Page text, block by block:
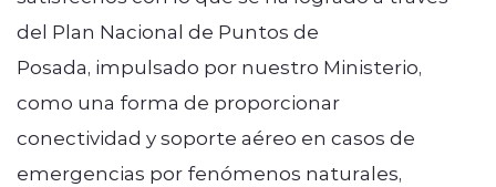
del Plan Nacional de Puntos de
Posada, impulsado por nuestro Ministerio,
como una forma de proporcionar
conectividad y soporte aéreo en casos de
emergencias por fenómenos naturales,